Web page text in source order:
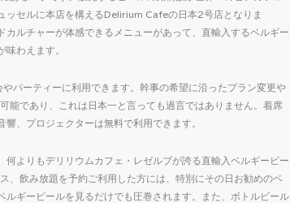
ッセルに本店を構えるDelirium Cafeの日本2号店となりま
ルチャーが体感できるメニューがあって、直輸入するベルギー
わえます。
パーティーに利用できます。幹事の希望に沿ったプラン変更や
能であり、これは日本一と言っても過言ではありません。着席
、プロジェクターは無料で利用できます。
よりもデリリウムカフェ・レゼルブが誇る直輸入ベルギービー
、飲み放題を予約ご利用した方には、特別にその日お勧めのベ
ギービールを見るだけでも圧巻されます。また、ボトルビール